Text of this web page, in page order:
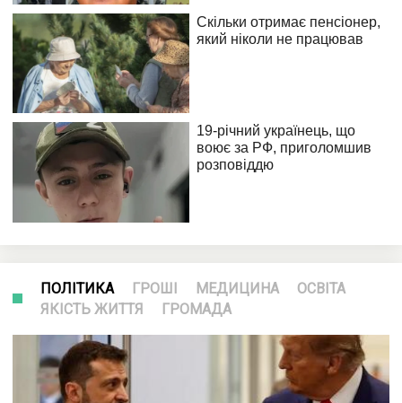
ПОЛІТИКА ГРОШІ МЕДИЦИНА
ОСВІТА
ЯКІСТЬ ЖИТТЯ
ГРОМАДА